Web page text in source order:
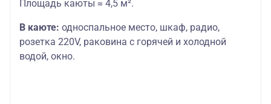
Площадь каюты ≈ 4,5 м².
В каюте: односпальное место, шкаф, радио,
розетка 220V, раковина с горячей и холодной
водой, окно.